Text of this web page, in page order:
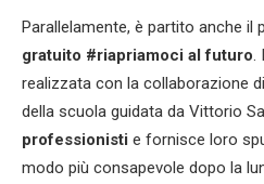
Parallelamente, è partito anche il
gratuito #riapriamoci al futuro.
realizzata con la collaborazione
della scuola guidata da Vittorio
professionisti e fornisce loro
modo più consapevole dopo la